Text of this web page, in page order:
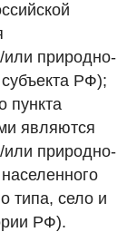
или природно-
РФ);
пункта
являются
или природно-
типа, село и
РФ).